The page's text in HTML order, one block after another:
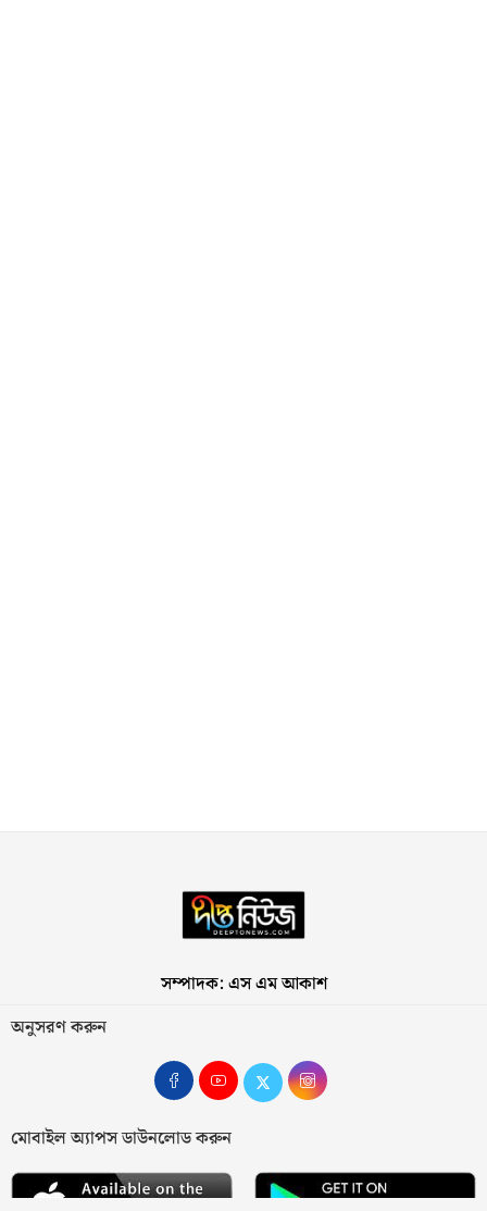
সম্পাদক: এস এম আকাশ
অনুসরণ করুন
মোবাইল অ্যাপস ডাউনলোড করুন